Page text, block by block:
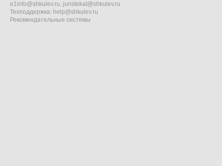
e1info@shkulev.ru, juristekat@shkulev.ru
Техподдержка: help@shkulev.ru
Рекомендательные системы